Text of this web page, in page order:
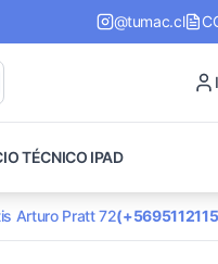
@tumac.cl
TÉCNICO IPAD
Arturo Pratt 72